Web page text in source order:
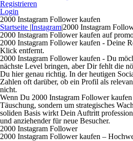
Registrieren
Login
2000 Instagram Follower kaufen
Startseite |Instagram|2000 Instagram
2000 Instagram Follower kaufen auf
2000 Instagram Follower kaufen - Deine
Klick entfernt.
2000 Instagram Follower kaufen - Du
nächste Level bringen, aber Dir fehlt die
Du hier genau richtig. In der heutigen
Zahlen oft darüber, ob ein Profil als
nicht.
Wenn Du 2000 Instagram Follower
Täuschung, sondern um strategisches
soliden Basis wirkt Dein Auftritt
und anziehender für neue Besucher.
2000 Instagram Follower
2000 Instagram Follower kaufen –